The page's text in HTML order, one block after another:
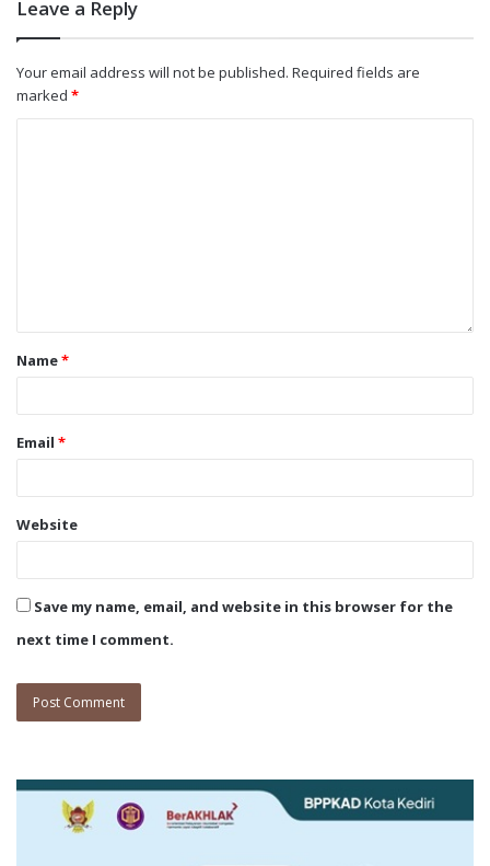
Leave a Reply
Your email address will not be published. Required fields are
marked *
Name*
Email *
Website
Save my name, email, and website in this browser for the
next time I comment.